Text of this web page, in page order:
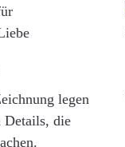
legen
Details, die